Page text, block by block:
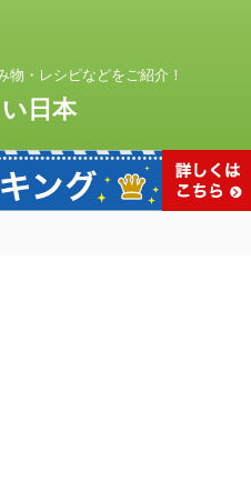
物・レシピなどをご紹介！
日本